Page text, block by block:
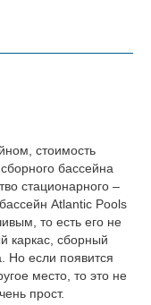
стоимость
бассейна
стационарного –
Atlantic Pools
то есть его не
каркас, сборный
Но если появится
место, то это не
прост.